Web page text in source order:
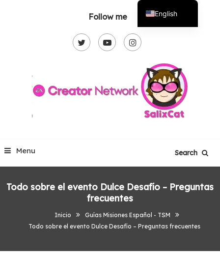
Follow me
Menu Search
Todo sobre el evento Dulce Desafío – Preguntas
frecuentes
Inicio
Guías Misiones Español - TSM
Todo sobre el evento Dulce Desafío – Preguntas frecuentes
English
Español